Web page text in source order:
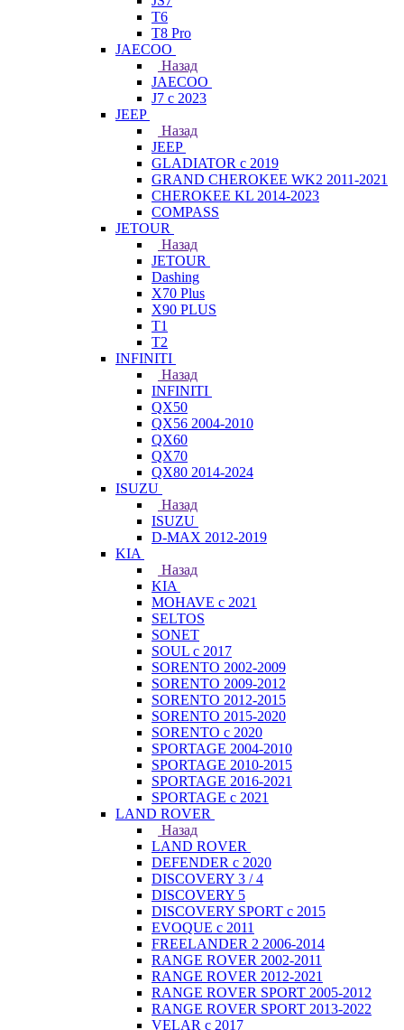
T6
T8 Pro
JAECOO
Назад
JAECOO
J7 с 2023
JEEP
Назад
JEEP
GLADIATOR с 2019
GRAND CHEROKEE WK2 2011-2021
CHEROKEE KL 2014-2023
COMPASS
JETOUR
Назад
JETOUR
Dashing
X70 Plus
X90 PLUS
T1
T2
INFINITI
Назад
INFINITI
QX50
QX56 2004-2010
QX60
QX70
QX80 2014-2024
ISUZU
Назад
ISUZU
D-MAX 2012-2019
KIA
Назад
KIA
MOHAVE с 2021
SELTOS
SONET
SOUL с 2017
SORENTO 2002-2009
SORENTO 2009-2012
SORENTO 2012-2015
SORENTO 2015-2020
SORENTO с 2020
SPORTAGE 2004-2010
SPORTAGE 2010-2015
SPORTAGE 2016-2021
SPORTAGE с 2021
LAND ROVER
Назад
LAND ROVER
DEFENDER с 2020
DISCOVERY 3 / 4
DISCOVERY 5
DISCOVERY SPORT с 2015
EVOQUE с 2011
FREELANDER 2 2006-2014
RANGE ROVER 2002-2011
RANGE ROVER 2012-2021
RANGE ROVER SPORT 2005-2012
RANGE ROVER SPORT 2013-2022
VELAR с 2017